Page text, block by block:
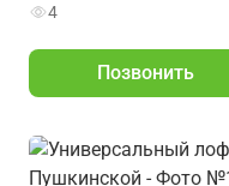
4
Позвонить